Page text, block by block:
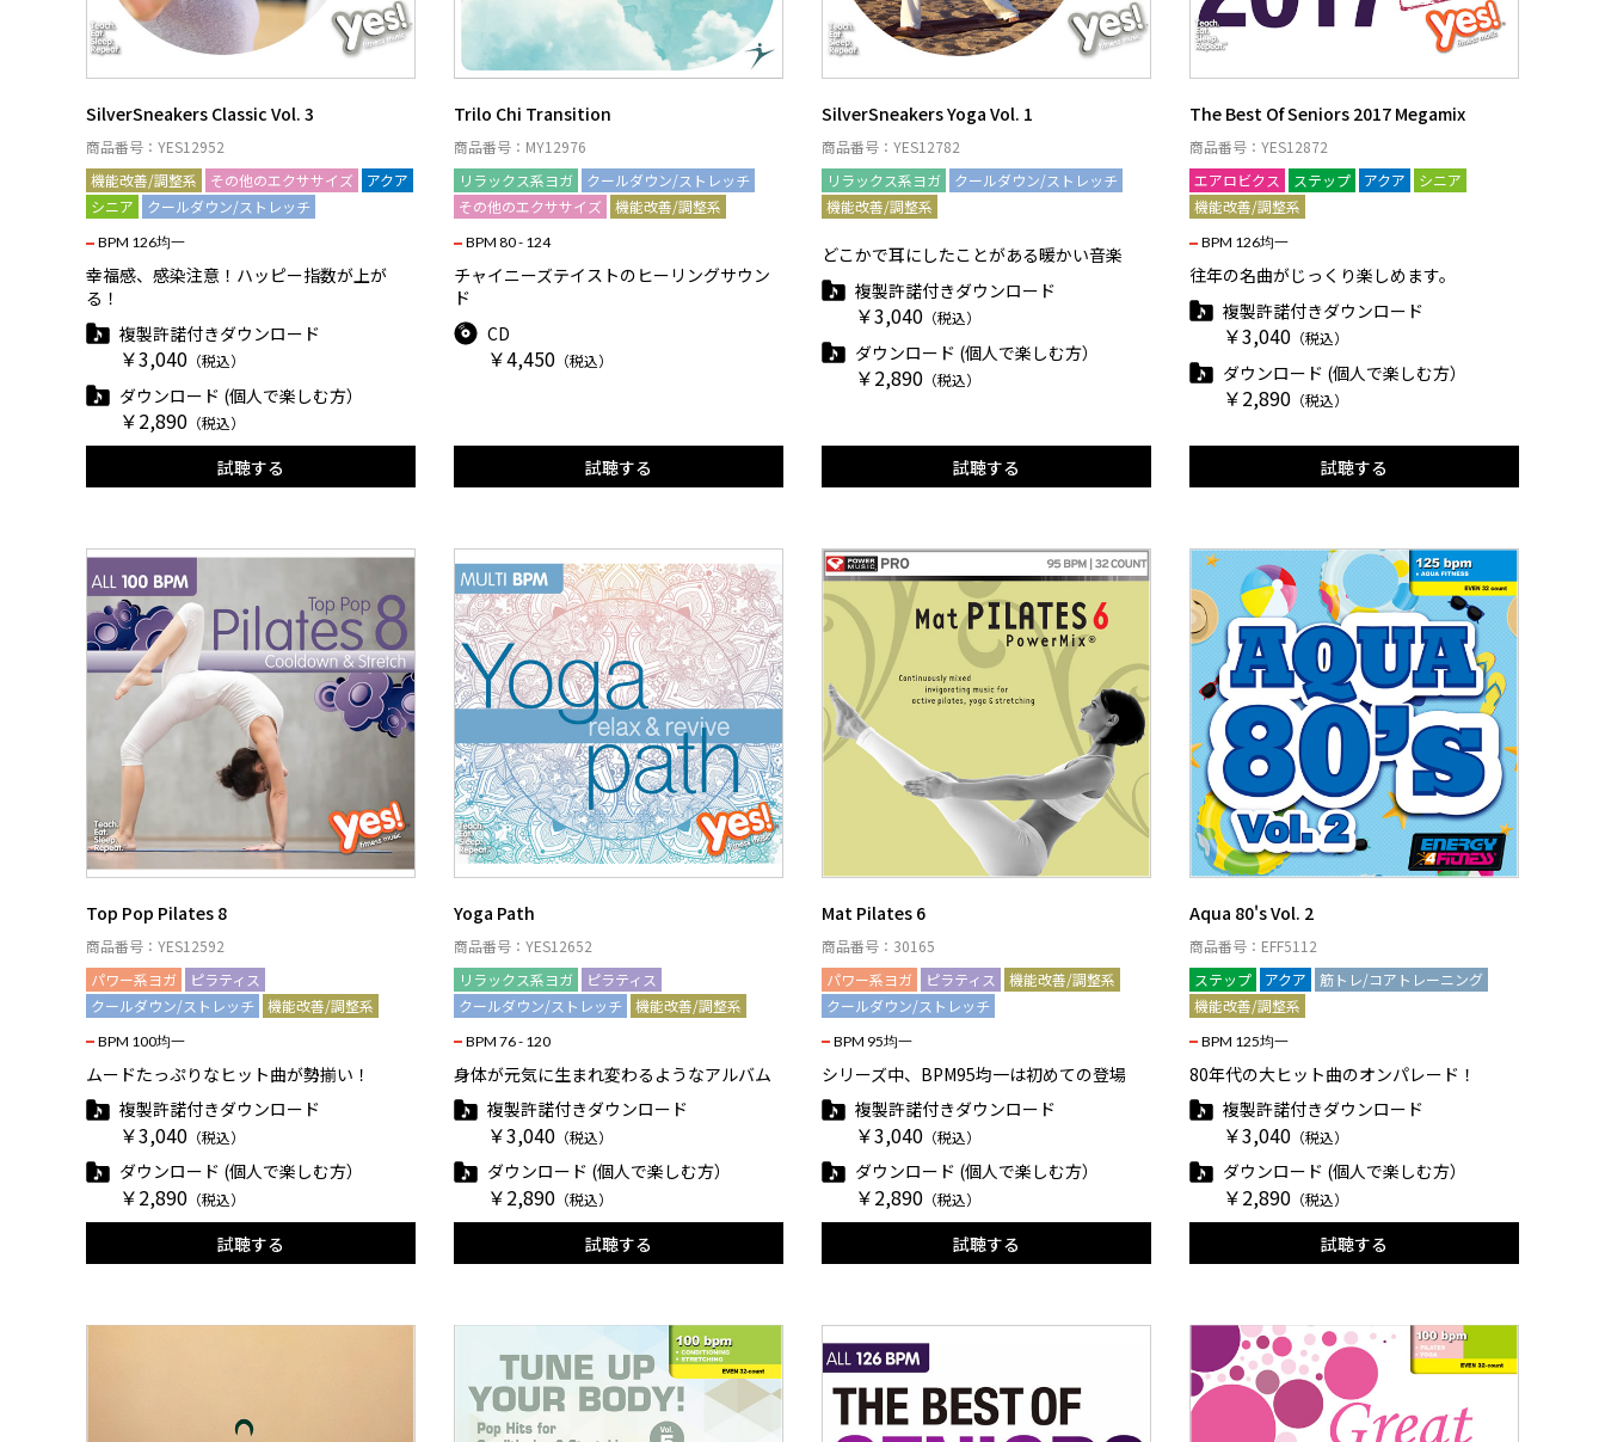
SilverSneakers Classic Vol. 3
商品番号：YES12952
機能改善/調整系
その他のエクササイズ
アクア
シニア
クールダウン/ストレッチ
BPM 126均一
幸福感、感染注意！ハッピー指数が上が
る！
複製許諾付きダウンロード
￥3,040 （税込）
ダウンロード (個人で楽しむ方）
￥2,890 （税込）
試聴する
Trilo Chi Transition
商品番号：MY12976
リラックス系ヨガ
クールダウン/ストレッチ
その他のエクササイズ
機能改善/調整系
BPM 80 - 124
チャイニーズテイストのヒーリングサウン
ド
CD
￥4,450 （税込）
試聴する
SilverSneakers Yoga Vol. 1
商品番号：YES12782
リラックス系ヨガ
クールダウン/ストレッチ
機能改善/調整系
どこかで耳にしたことがある暖かい音楽
複製許諾付きダウンロード
￥3,040 （税込）
ダウンロード (個人で楽しむ方）
￥2,890 （税込）
試聴する
The Best Of Seniors 2017 Megamix
商品番号：YES12872
エアロビクス
ステップ アクア
シニア
機能改善/調整系
BPM 126均一
往年の名曲がじっくり楽しめます。
複製許諾付きダウンロード
￥3,040 （税込）
ダウンロード (個人で楽しむ方）
￥2,890 （税込）
試聴する
Top Pop Pilates 8
商品番号：YES12592
パワー系ヨガ
ピラティス
クールダウン/ストレッチ
機能改善/調整系
BPM 100均一
ムードたっぷりなヒット曲が勢揃い！
複製許諾付きダウンロード
￥3,040 （税込）
ダウンロード (個人で楽しむ方）
￥2,890 （税込）
試聴する
Yoga Path
商品番号：YES12652
リラックス系ヨガ
ピラティス
クールダウン/ストレッチ
機能改善/調整系
BPM 76 - 120
身体が元気に生まれ変わるようなアルバム
複製許諾付きダウンロード
￥3,040 （税込）
ダウンロード (個人で楽しむ方）
￥2,890 （税込）
試聴する
Mat Pilates 6
商品番号：30165
パワー系ヨガ
ピラティス
機能改善/調整系
クールダウン/ストレッチ
BPM 95均一
シリーズ中、BPM95均一は初めての登場
複製許諾付きダウンロード
￥3,040 （税込）
ダウンロード (個人で楽しむ方）
￥2,890 （税込）
試聴する
Aqua 80's Vol. 2
商品番号：EFF5112
ステップ
アクア
筋トレ/コアトレーニング
機能改善/調整系
BPM 125均一
80年代の大ヒット曲のオンパレード！
複製許諾付きダウンロード
￥3,040 （税込）
ダウンロード (個人で楽しむ方）
￥2,890 （税込）
試聴する